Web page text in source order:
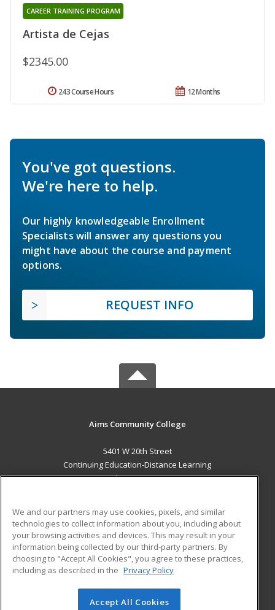
Artista de Cejas
CAREER TRAINING PROGRAM
$2345.00
12 Months
243 Course Hours
You've got questions.
We're here to help.
Our highly knowledgeable Enrollment
Specialists will answer any questions you
might have about the course and payment
options.
REQUEST INFO
Aims Community College
5401 W 20th Street
Continuing Education-Distance Learning
Greeley, CO 80634 US
Career Training
ADDITIONAL RESOURCES
Military
Help
Student Blog
© 2026 ed2go, a division of Cengage Learning. All rights
We and our partners may use cookies, pixels, and similar
technologies to collect information about you, including about
your browsing activities and devices. This may result in your
information being collected by our third-party partners. By
choosing to "Accept All Cookies", you agree to these practices,
including as described in the Privacy Policy
Accept All Cookies